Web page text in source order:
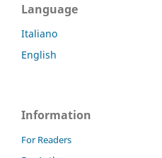
Language
Italiano
English
Information
For Readers